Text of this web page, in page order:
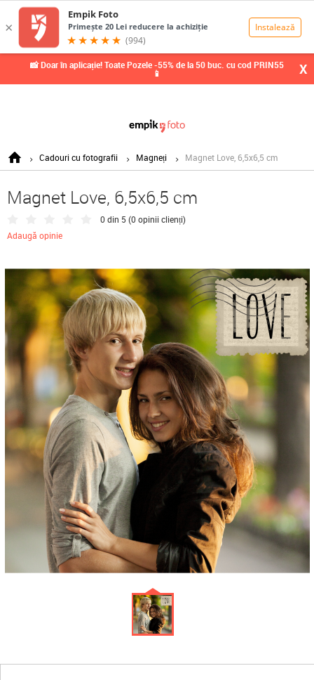
📸 Doar în aplicație! Toate Pozele -55% de la 50 buc. cu cod PRIN55
📱 X
Cadouri cu fotografii Magneți Magnet Love, 6,5x6,5 cm
Magnet Love, 6,5x6,5 cm
0 din 5 (0 opinii clienți)
Adaugă opinie